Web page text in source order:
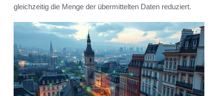
gleichzeitig die Menge der übermittelten Daten reduziert.